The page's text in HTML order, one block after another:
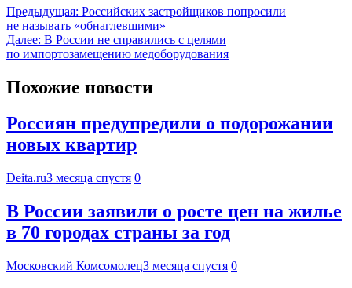
Предыдущая: Российских застройщиков попросили
не называть «обнаглевшими»
Далее: В России не справились с целями
по импортозамещению медоборудования
Похожие новости
Россиян предупредили о подорожании
новых квартир
Deita.ru3 месяца спустя 0
В России заявили о росте цен на жилье
в 70 городах страны за год
Московский Комсомолец3 месяца спустя 0